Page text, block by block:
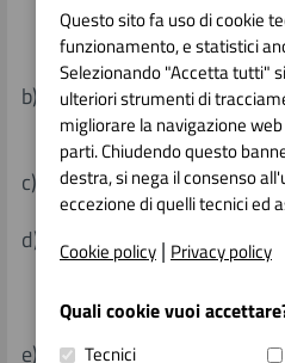
dell'ambiente, anche
prodotti e sistemi di
innovativi;
b) la ricerca e lo studio
richiesti all'agenzia
alla lettera a);
c) la raccolta,
informazioni e di dati
d) la redazione del
dell'ambiente a livello
le corrispondenti
europea;
e) la cooperazione e lo
Questo sito fa uso di cookie
funzionamento, e statistici
Selezionando "Accetta tutti"
ulteriori strumenti di
migliorare la navigazione
parti. Chiudendo questo
destra, si nega il consenso
eccezione di quelli tecnici ed
Cookie policy | Privacy policy
Quali cookie vuoi
Tecnici